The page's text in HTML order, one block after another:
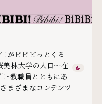
がビビビっとくる
美林大学の入口～在
・教職員とともにあ
まざまなコンテンツ